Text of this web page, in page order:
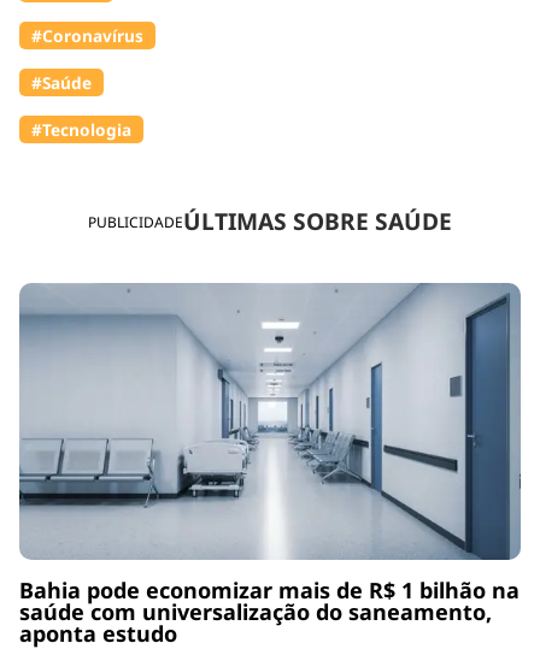
PUBLICIDADEÚLTIMAS SOBRE SAÚDE
Bahia pode economizar mais de R$ 1 bilhão na
saúde com universalização do saneamento,
aponta estudo
#Coronavírus
#Saúde
#Tecnologia